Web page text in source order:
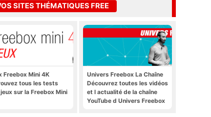
SITES THÉMATIQUES FREE
Freebox Mini 4K
tous les tests
sur la Freebox Mini
Univers Freebox La Chaîne
Découvrez toutes les vidéos
et l actualité de la chaîne
YouTube d Univers Freebox